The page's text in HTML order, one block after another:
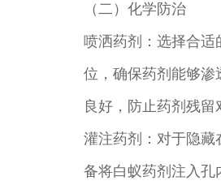
（二）化学防治
喷洒药剂：选择合
位，确保药剂能够
良好，防止药剂残留
灌注药剂：对于隐
备将白蚁药剂注入孔